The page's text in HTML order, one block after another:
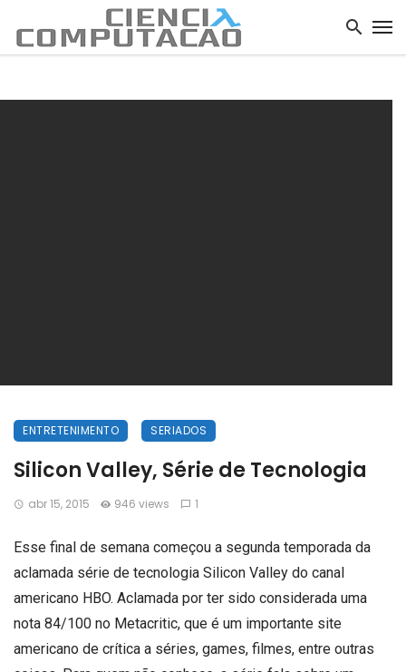
ENTRETENIMENTO SERIADOS
Silicon Valley, Série de Tecnologia
abr 15, 2015 946 views 1
Esse final de semana começou a segunda temporada da
aclamada série de tecnologia Silicon Valley do canal
americano HBO. Aclamada por ter sido considerada uma
nota 84/100 no Metacritic, que é um importante site
americano de crítica a séries, games, filmes, entre outras